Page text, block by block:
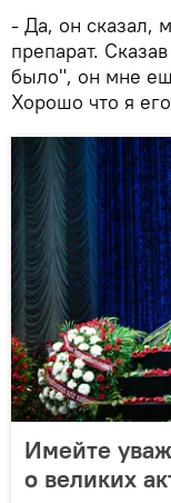
- Да, он сказал,
препарат.
было", он мне
Хорошо что я
Имейте
о великих